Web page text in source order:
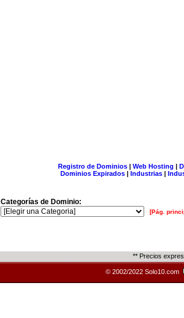
Registro de Dominios| Web Hosting |
Dominios Expirados | Industrias |
Categorías de Dominio:
[Pág.
** Precios
© 2002/2022 Solo10.com